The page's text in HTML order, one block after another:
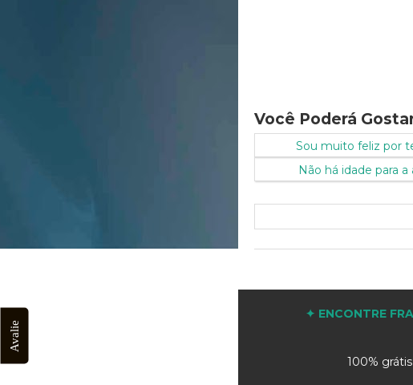
Você Poderá
Sou muito feliz por
Não há idade para a
✦ ENCONTRE
100%
Avalie